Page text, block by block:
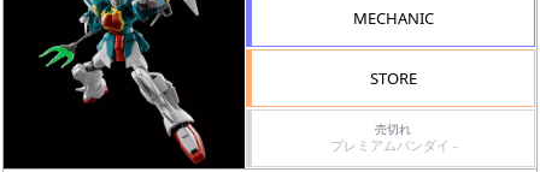
MECHANIC
STORE
売切れ
プレミアムバンダイ -